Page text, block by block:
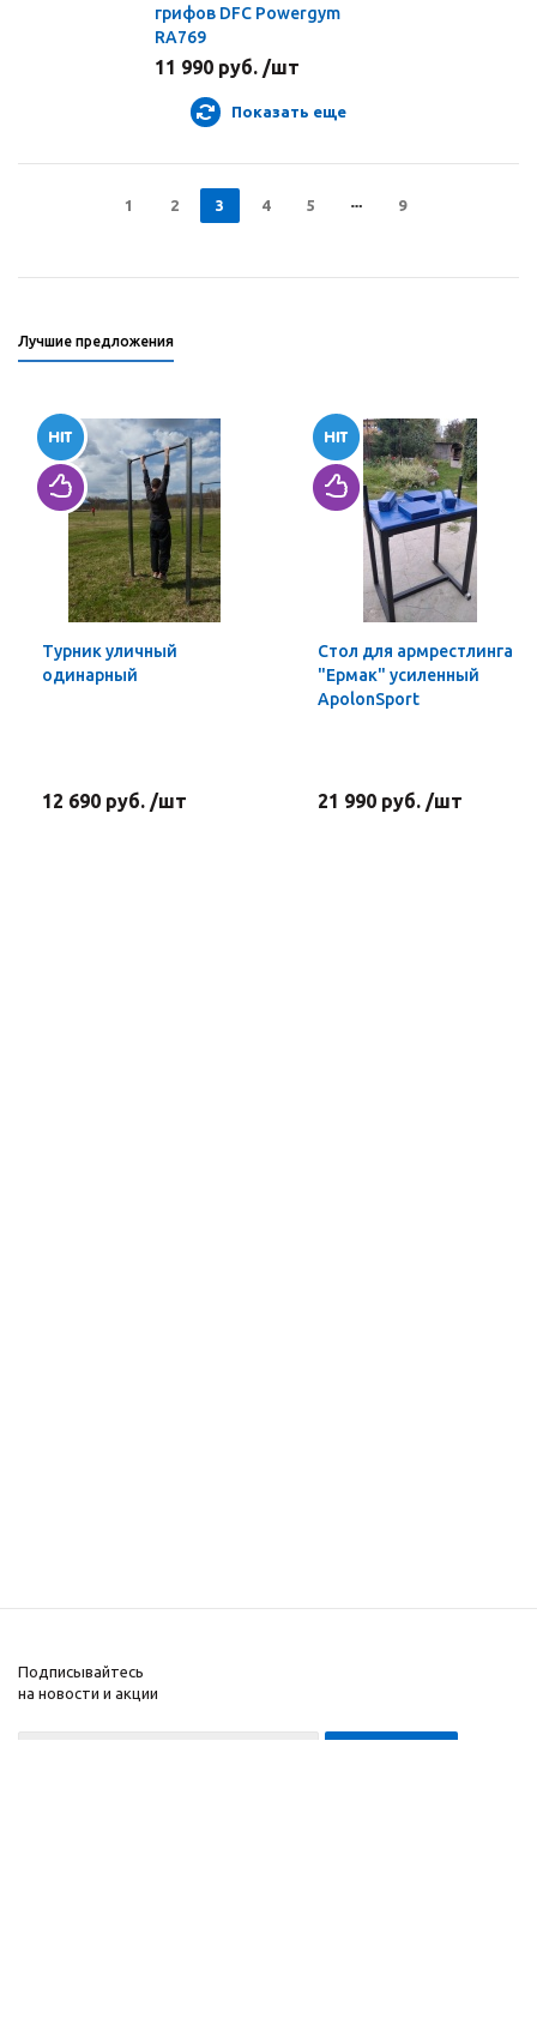
грифов DFC Powergym
RA769
11 990 руб. /шт
Показать еще
1 2 3 4 5 9
Лучшие предложения
Турник уличный
одинарный
12 690 руб. /шт
Стол для армрестлинга
"Ермак" усиленный
ApolonSport
21 990 руб. /шт
Подписывайтесь
на новости и акции